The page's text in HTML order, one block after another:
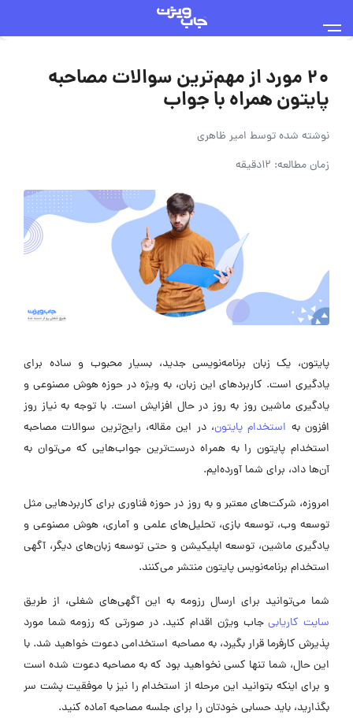
۲۰ مورد از مهم‌ترین سوالات مصاحبه
پایتون همراه با جواب‌
نوشته شده توسط امیر ظاهری
زمان مطالعه: 12دقیقه
پایتون، یک زبان برنامه‌نویسی جدید، بسیار محبوب و ساده برای
یادگیری است. کاربردهای این زبان، به ویژه در حوزه هوش مصنوعی و
یادگیری ماشین روز به روز در حال افزایش است. با توجه به نیاز روز
افزون به استخدام پایتون، در این مقاله، رایج‌ترین سوالات مصاحبه
استخدام پایتون را به همراه درست‌ترین جواب‌هایی که می‌توان به
آن‌ها داد، برای شما آورده‌ایم.
امروزه، شرکت‌های معتبر و به روز در حوزه فناوری برای کاربردهایی مثل
توسعه وب، توسعه بازی، تحلیل‌های علمی و آماری، هوش مصنوعی و
یادگیری ماشین، توسعه اپلیکیشن و حتی توسعه زبان‌های دیگر، آگهی
استخدام برنامه‌نویس پایتون منتشر می‌کنند.
شما می‌توانید برای ارسال رزومه به این آگهی‌های شغلی، از طریق
سایت کاریابیجاب ویژن اقدام کنید. در صورتی که رزومه شما مورد
پذیرش کارفرما قرار بگیرد، به مصاحبه استخدامی دعوت خواهید شد. با
این حال، شما تنها کسی نخواهید بود که به مصاحبه دعوت شده است
و برای اینکه بتوانید این مرحله از استخدام را نیز با موفقیت پشت سر
بگذارید، باید حسابی خودتان را برای جلسه مصاحبه آماده کنید.